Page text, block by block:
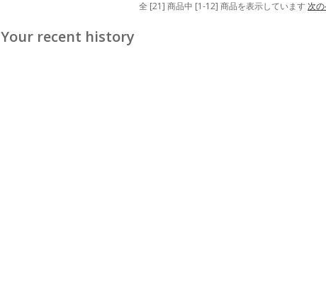
全 [21] 商品中 [1-12] 商品を表示しています 次
Your recent history